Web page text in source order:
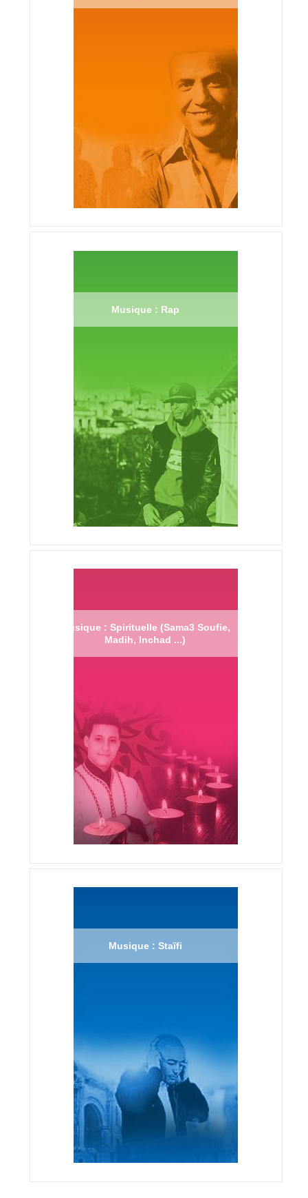
Musique : Rap
Musique : Spirituelle (Sama3 Soufie,
Madih, Inchad ...)
Musique : Staïfi